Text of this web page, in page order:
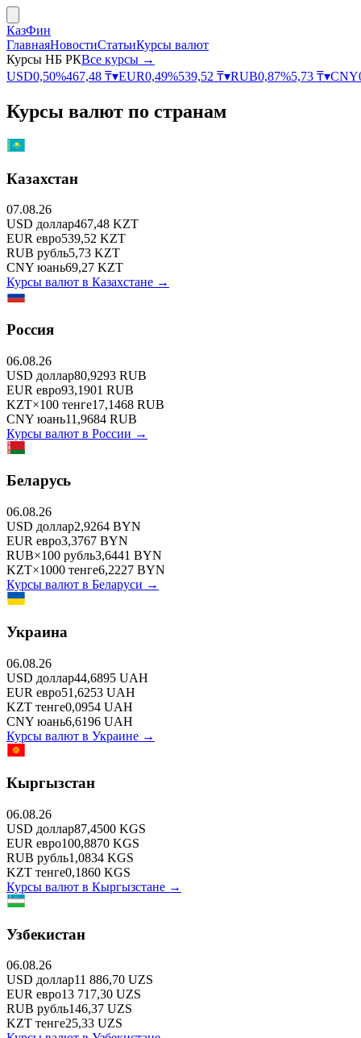
КазФин
ГлавнаяНовостиСтатьиКурсы валют
Курсы НБ РКВсе курсы →
USD0,50%467,48 ₸▾EUR0,49%539,52 ₸▾RUB0,87%5,73 ₸▾CNY
Курсы валют по странам
Казахстан
07.08.26
USD доллар467,48 KZT
EUR евро539,52 KZT
RUB рубль5,73 KZT
CNY юань69,27 KZT
Курсы валют в Казахстане →
Россия
06.08.26
USD доллар80,9293 RUB
EUR евро93,1901 RUB
KZT×100 тенге17,1468 RUB
CNY юань11,9684 RUB
Курсы валют в России →
Беларусь
06.08.26
USD доллар2,9264 BYN
EUR евро3,3767 BYN
RUB×100 рубль3,6441 BYN
KZT×1000 тенге6,2227 BYN
Курсы валют в Беларуси →
Украина
06.08.26
USD доллар44,6895 UAH
EUR евро51,6253 UAH
KZT тенге0,0954 UAH
CNY юань6,6196 UAH
Курсы валют в Украине →
Кыргызстан
06.08.26
USD доллар87,4500 KGS
EUR евро100,8870 KGS
RUB рубль1,0834 KGS
KZT тенге0,1860 KGS
Курсы валют в Кыргызстане →
Узбекистан
06.08.26
USD доллар11 886,70 UZS
EUR евро13 717,30 UZS
RUB рубль146,37 UZS
KZT тенге25,33 UZS